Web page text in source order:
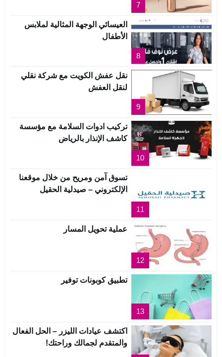
7
8
العيسائي الوجهة المثالية لملابس
الأطفال
9
نقل عفش الكويت مع شركة نقلي
لنقل العفش
10
تركيب ادوات السلامة مع مؤسسة
كاشف الإنذار بالرياض
11
تسوق آمن ومريح من خلال موقعنا
الإلكتروني – صيدلية الحقيل
12
عملية تحويل المسار
13
تطبيق كوبونات توفير
اكتشف عيادات الليزر – الحل الفعال
والمتقدم لجمالك وراحتك!